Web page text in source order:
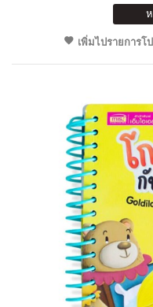
เพิ่มไปรายการโ